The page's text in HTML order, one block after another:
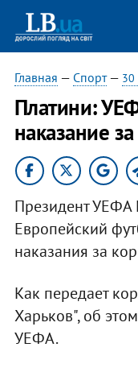
Главная — Спорт— 30
Платини:
наказание
Президент УЕФА
Европейский
наказания за
Как передает
Харьков", об
УЕФА.